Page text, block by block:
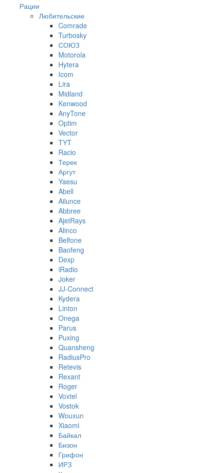
Рации
Любительские
Comrade
Turbosky
СОЮЗ
Motorola
Hytera
Icom
Lira
Midland
Kenwood
AnyTone
Optim
Vector
TYT
Racio
Терек
Аргут
Yaesu
Abell
Ailunce
Abbree
AjetRays
Alinco
Belfone
Baofeng
Dexp
iRadio
Joker
JJ-Connect
Kydera
Linton
Onega
Parus
Puxing
Quansheng
RadiusPro
Retevis
Rexant
Roger
Voxtel
Vostok
Wouxun
Xiaomi
Байкал
Бизон
Грифон
ИРЗ